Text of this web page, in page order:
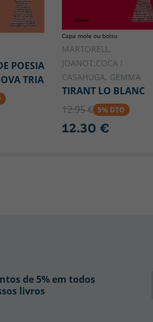
POESIA
TRIA
Capa mole ou bolso
MARTORELL,
JOANOT;COCA I
CASAHUGA, GEMMA
TIRANT LO BLANC
12.95 € 5% DTO
12.30 €
de 5% em todos
livros